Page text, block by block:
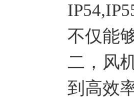
不仅能
二，风
到高效